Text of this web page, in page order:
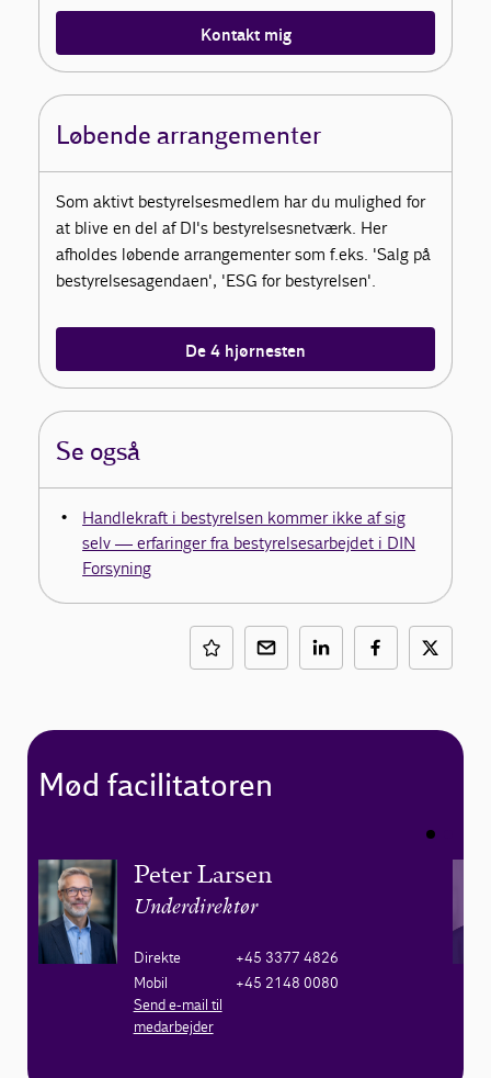
Kontakt mig
Løbende arrangementer
Som aktivt bestyrelsesmedlem har du mulighed for
at blive en del af DI's bestyrelsesnetværk. Her
afholdes løbende arrangementer som f.eks. 'Salg på
bestyrelsesagendaen', 'ESG for bestyrelsen'.
De 4 hjørnesten
Se også
Handlekraft i bestyrelsen kommer ikke af sig
selv — erfaringer fra bestyrelsesarbejdet i DIN
Forsyning
Mød facilitatoren
Peter Larsen
Underdirektør
Direkte
+45 3377 4826
Mobil
+45 2148 0080
Send e-mail til
medarbejder